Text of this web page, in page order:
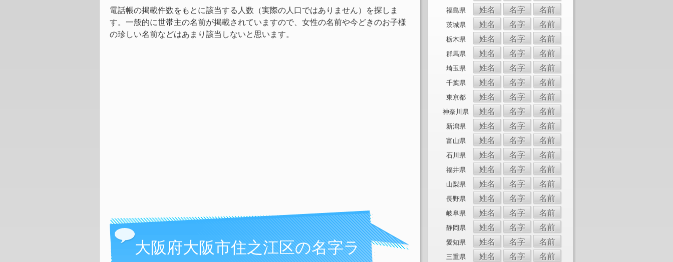
電話帳の掲載件数をもとに該当する人数（実際の人口ではありません）を探しま
す。一般的に世帯主の名前が掲載されていますので、女性の名前や今どきのお子様
の珍しい名前などはあまり該当しないと思います。
大阪府大阪市住之江区の名字ラ
福島県 姓名 名字 名前
茨城県 姓名 名字 名前
栃木県 姓名 名字 名前
群馬県 姓名 名字 名前
埼玉県 姓名 名字 名前
千葉県 姓名 名字 名前
東京都 姓名 名字 名前
神奈川県 姓名 名字 名前
新潟県 姓名 名字 名前
富山県 姓名 名字 名前
石川県 姓名 名字 名前
福井県 姓名 名字 名前
山梨県 姓名 名字 名前
長野県 姓名 名字 名前
岐阜県 姓名 名字 名前
静岡県 姓名 名字 名前
愛知県 姓名 名字 名前
三重県 姓名 名字 名前